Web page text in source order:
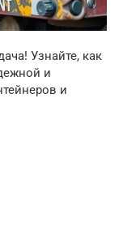
Узнайте, как
и
и